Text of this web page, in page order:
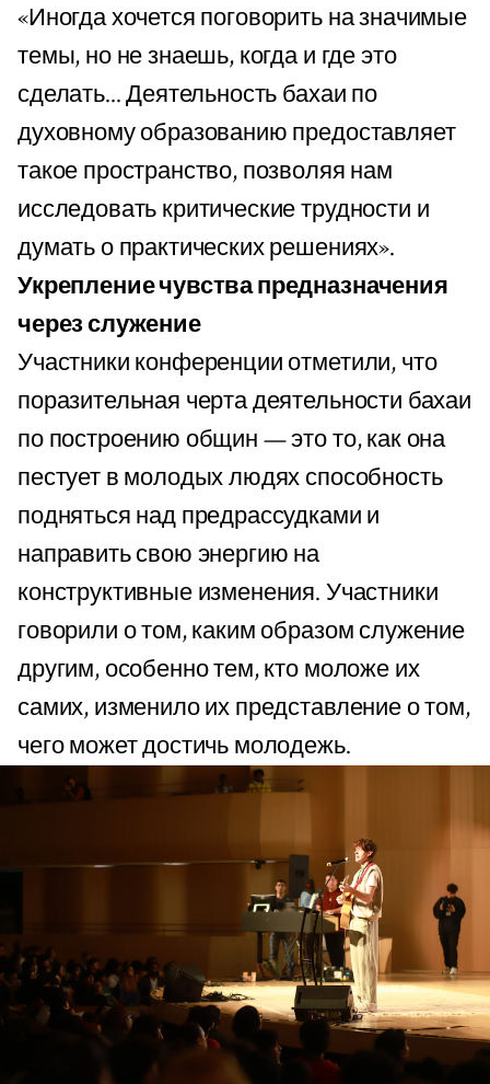
«Иногда хочется поговорить на значимые
темы, но не знаешь, когда и где это
сделать... Деятельность бахаи по
духовному образованию предоставляет
такое пространство, позволяя нам
исследовать критические трудности и
думать о практических решениях».
Укрепление чувства предназначения
через служение
Участники конференции отметили, что
поразительная черта деятельности бахаи
по построению общин — это то, как она
пестует в молодых людях способность
подняться над предрассудками и
направить свою энергию на
конструктивные изменения. Участники
говорили о том, каким образом служение
другим, особенно тем, кто моложе их
самих, изменило их представление о том,
чего может достичь молодежь.